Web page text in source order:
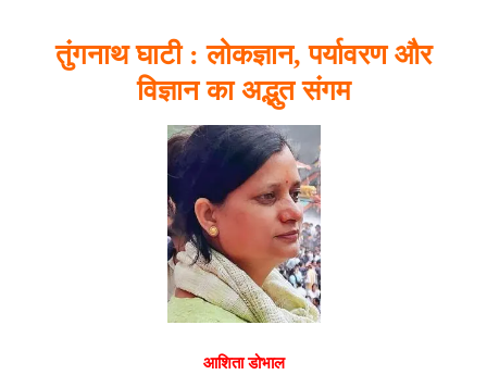
तुंगनाथ घाटी : लोकज्ञान, पर्यावरण और
विज्ञान का अद्भुत संगम
आशिता डोभाल